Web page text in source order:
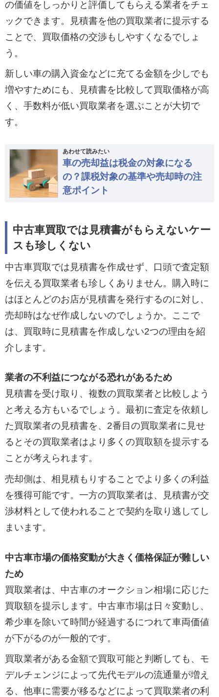
の価値をしっかりと評価してもらえる業者をチェ
ックできます。見積書を他の買取業者に提示する
ことで、買取価格の交渉もしやすくなるでしょ
う。
新しい車の購入資金などに充てる金額を少しでも
増やすためにも、見積書を比較して買取価格が高
く、手数料が低い買取業者を選ぶことが大切で
す。
あわせて読みたい
車の売却益は税金の対象になる
の？課税対象の基準や売却時の注
意ポイント
中古車買取では見積書がもらえないケー
スも珍しくない
中古車買取では見積書を作成せず、口頭で査定額
を伝える買取業者も珍しくありません。購入時に
はほとんどのお店が見積書を発行するのに対し、
売却時はなぜ作成しないのでしょうか。ここで
は、買取時に見積書を作成しない2つの理由を紹
介します。
業者の不利益につながる恐れがあるため
見積書を受け取り、複数の買取業者と比較しよう
と考える方もいるでしょう。最初に査定を依頼し
た買取業者の見積書を、2番目の買取業者に見せ
るとその買取業者はより多くの買取額を提示する
ことが考えられます。
売却側は、相見積もりすることでより多くの利益
を獲得可能です。一方の買取業者は、見積書が交
渉材料として使われることで契約を取り逃してし
まいます。
中古車市場の価格変動が大きく価格保証が難しい
ため
買取業者は、中古車のオークション相場に応じた
買取額を提示します。中古車市場は日々変動し、
希少車を除いて時間が経過するにつれて車両価値
が下がるのが一般的です。
買取業者がある金額で買取可能と判断しても、モ
デルチェンジによって先代モデルの流通量が増え
る、他車に需要が移るなどによって買取業者の利